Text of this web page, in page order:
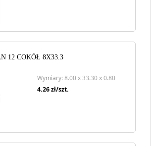
12 COKÓŁ 8X33.3
Wymiary: 8.00 x 33.30 x 0.80
4.26zł/szt.